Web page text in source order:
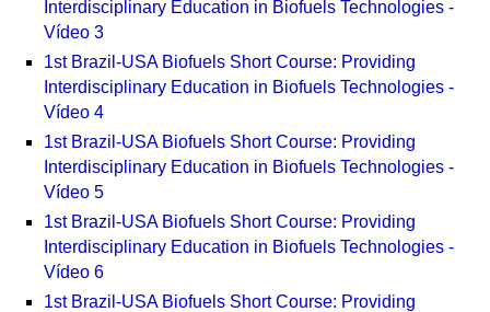
Interdisciplinary Education in Biofuels Technologies -
Vídeo 3
1st Brazil-USA Biofuels Short Course: Providing
Interdisciplinary Education in Biofuels Technologies -
Vídeo 4
1st Brazil-USA Biofuels Short Course: Providing
Interdisciplinary Education in Biofuels Technologies -
Vídeo 5
1st Brazil-USA Biofuels Short Course: Providing
Interdisciplinary Education in Biofuels Technologies -
Vídeo 6
1st Brazil-USA Biofuels Short Course: Providing